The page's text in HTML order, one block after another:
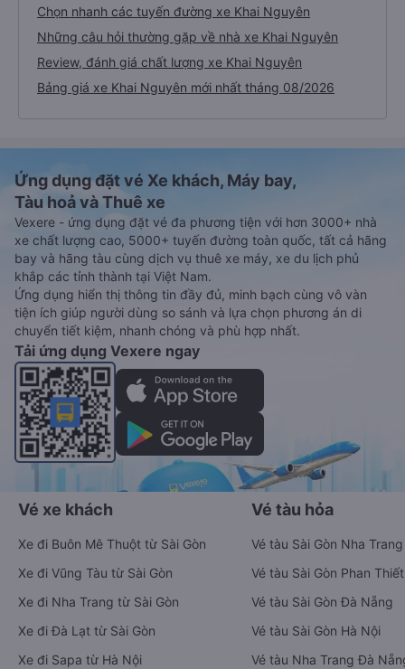
Chọn nhanh các tuyến đường xe Khai Nguyên
Những câu hỏi thường gặp về nhà xe Khai Nguyên
Review, đánh giá chất lượng xe Khai Nguyên
Bảng giá xe Khai Nguyên mới nhất tháng 08/2026
Ứng dụng đặt vé Xe khách, Máy bay,
Tàu hoả và Thuê xe
Vexere - ứng dụng đặt vé đa phương tiện với hơn 3000+ nhà
xe chất lượng cao, 5000+ tuyến đường toàn quốc, tất cả hãng
bay và hãng tàu cùng dịch vụ thuê xe máy, xe du lịch phủ
khắp các tỉnh thành tại Việt Nam.
Ứng dụng hiển thị thông tin đầy đủ, minh bạch cùng vô vàn
tiện ích giúp người dùng so sánh và lựa chọn phương án di
chuyển tiết kiệm, nhanh chóng và phù hợp nhất.
Tải ứng dụng Vexere ngay
Vé xe khách
Xe đi Buôn Mê Thuột từ Sài Gòn
Xe đi Vũng Tàu từ Sài Gòn
Xe đi Nha Trang từ Sài Gòn
Xe đi Đà Lạt từ Sài Gòn
Xe đi Sapa từ Hà Nội
Vé tàu hỏa
Vé tàu Sài Gòn Nha Trang
Vé tàu Sài Gòn Phan Thiết
Vé tàu Sài Gòn Đà Nẵng
Vé tàu Sài Gòn Hà Nội
Vé tàu Nha Trang Đà